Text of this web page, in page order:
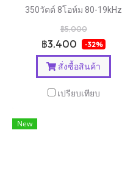
350วัตต์ 8โอห์ม 80-19kHz
฿5,000
฿3,400 -32%
สั่งซื้อสินค้า
เปรียบเทียบ
New